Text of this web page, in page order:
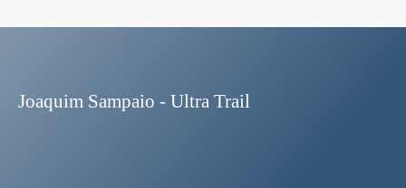
Joaquim Sampaio - Ultra Trail